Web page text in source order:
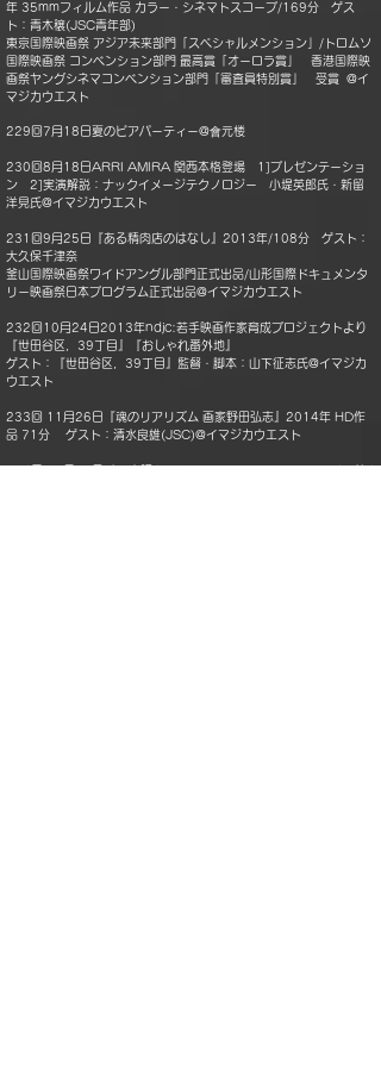
年 35mmフィルム作品 カラー・シネマトスコープ/169分 ゲス
ト：青木穣(JSC青年部)
東京国際映画祭 アジア未来部門「スペシャルメンション」/トロムソ
国際映画祭 コンベンション部門 最高賞「オーロラ賞」 香港国際映
画祭ヤングシネマコンベンション部門「審査員特別賞」 受賞 @イ
マジカウエスト
229回7月18日夏のビアパーティー@會元楼
230回8月18日ARRI AMIRA 関西本格登場 1]プレゼンテーショ
ン 2]実演解説：ナックイメージテクノロジー 小堤英郎氏・新留
洋見氏@イマジカウエスト
231回9月25日『ある精肉店のはなし』2013年/108分 ゲスト：
大久保千津奈
釜山国際映画祭ワイドアングル部門正式出品/山形国際ドキュメンタ
リー映画祭日本プログラム正式出品@イマジカウエスト
232回10月24日2013年ndjc:若手映画作家育成プロジェクトより
『世田谷区，39丁目』『おしゃれ番外地』
ゲスト：『世田谷区，39丁目』監督・脚本：山下征志氏@イマジカ
ウエスト
233回 11月26日『魂のリアリズム 画家野田弘志』2014年 HD作
品 71分 ゲスト：清水良雄(JSC)@イマジカウエスト